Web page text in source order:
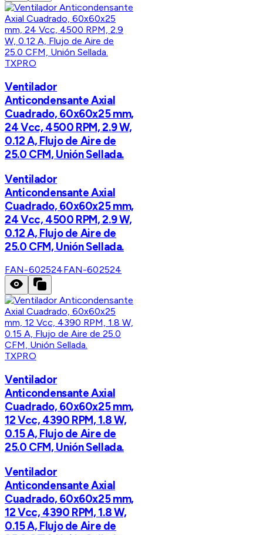
TXPRO
Ventilador
Anticondensante Axial
Cuadrado, 60x60x25 mm,
24 Vcc, 4500 RPM, 2.9 W,
0.12 A, Flujo de Aire de
25.0 CFM, Unión Sellada.
Ventilador
Anticondensante Axial
Cuadrado, 60x60x25 mm,
24 Vcc, 4500 RPM, 2.9 W,
0.12 A, Flujo de Aire de
25.0 CFM, Unión Sellada.
FAN-602524FAN-602524
TXPRO
Ventilador
Anticondensante Axial
Cuadrado, 60x60x25 mm,
12 Vcc, 4390 RPM, 1.8 W,
0.15 A, Flujo de Aire de
25.0 CFM, Unión Sellada.
Ventilador
Anticondensante Axial
Cuadrado, 60x60x25 mm,
12 Vcc, 4390 RPM, 1.8 W,
0.15 A, Flujo de Aire de